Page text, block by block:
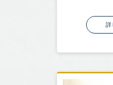
詳